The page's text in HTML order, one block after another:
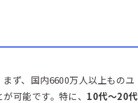
ず、国内6600万人以上ものユ
可能です。特に、 10代～20代